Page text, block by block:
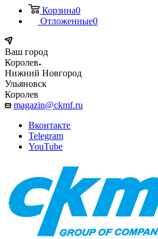
Корзина0
Отложенные0
Ваш город
Королев
Нижний Новгород
Ульяновск
Королев
magazin@ckmf.ru
Вконтакте
Telegram
YouTube